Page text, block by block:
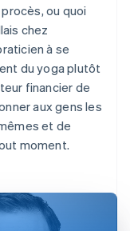
ou quoi
chez
à se
du yoga plutôt
financier de
aux gens les
et de
moment.